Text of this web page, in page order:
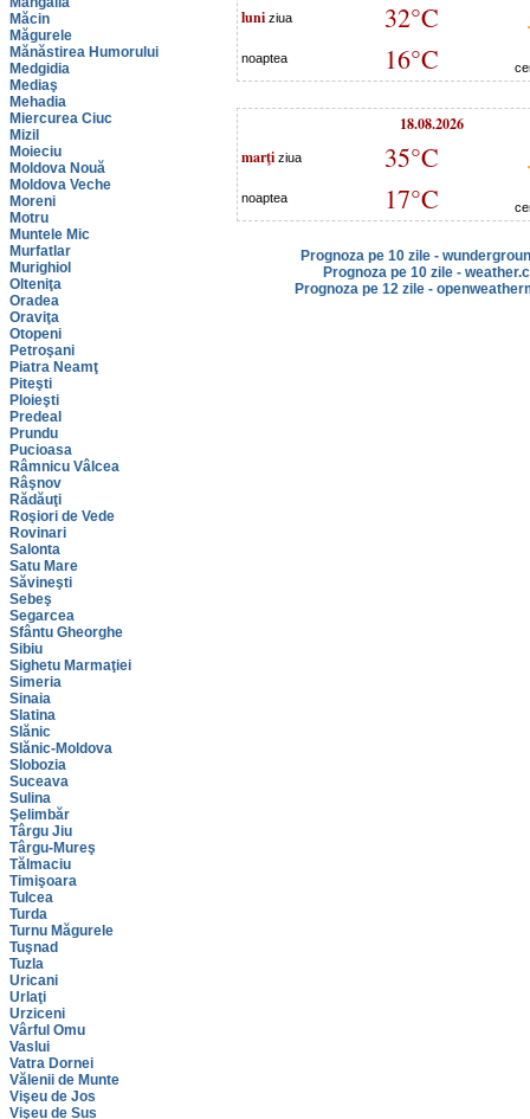
Măcin
Măgurele
Mănăstirea Humorului
Medgidia
Mediaş
Mehadia
Miercurea Ciuc
Mizil
Moieciu
Moldova Nouă
Moldova Veche
Moreni
Motru
Muntele Mic
Murfatlar
Murighiol
Olteniţa
Oradea
Oraviţa
Otopeni
Petroşani
Piatra Neamţ
Piteşti
Ploieşti
Predeal
Prundu
Pucioasa
Râmnicu Vâlcea
Râşnov
Rădăuţi
Roşiori de Vede
Rovinari
Salonta
Satu Mare
Săvineşti
Sebeş
Segarcea
Sfântu Gheorghe
Sibiu
Sighetu Marmaţiei
Simeria
Sinaia
Slatina
Slănic
Slănic-Moldova
Slobozia
Suceava
Sulina
Şelimbăr
Târgu Jiu
Târgu-Mureş
Tălmaciu
Timişoara
Tulcea
Turda
Turnu Măgurele
Tuşnad
Tuzla
Uricani
Urlaţi
Urziceni
Vârful Omu
Vaslui
Vatra Dornei
Vălenii de Munte
Vişeu de Jos
Vişeu de Sus
luni ziua 32°C
noaptea 16°C
18.08.2026
marţi ziua 35°C
noaptea 17°C
Prognoza pe 10 zile -
Prognoza pe 10 zile -
Prognoza pe 12 zile -